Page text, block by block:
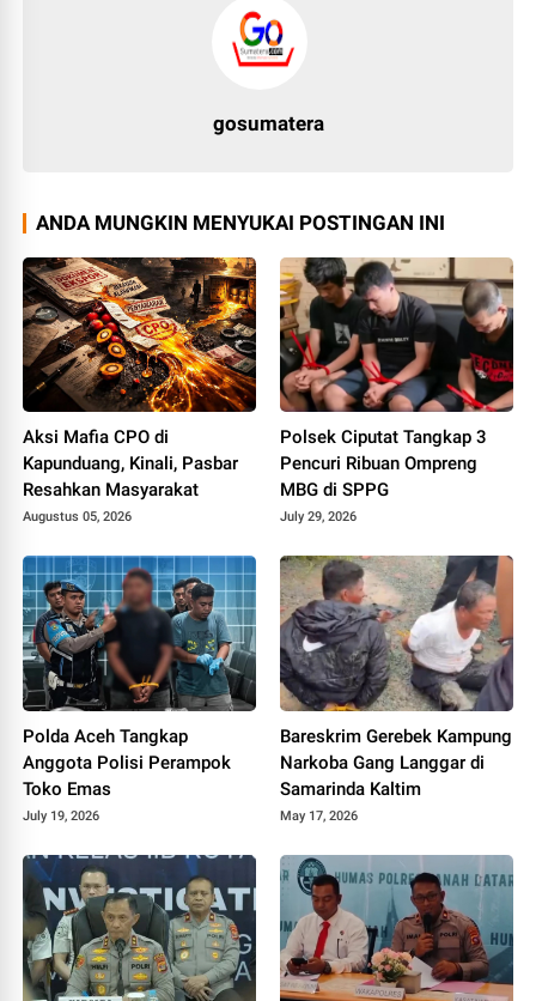
gosumatera
ANDA MUNGKIN MENYUKAI POSTINGAN INI
Aksi Mafia CPO di
Kapunduang, Kinali, Pasbar
Resahkan Masyarakat
Augustus 05, 2026
Polsek Ciputat Tangkap 3
Pencuri Ribuan Ompreng
MBG di SPPG
July 29, 2026
Polda Aceh Tangkap
Anggota Polisi Perampok
Toko Emas
July 19, 2026
Bareskrim Gerebek Kampung
Narkoba Gang Langgar di
Samarinda Kaltim
May 17, 2026